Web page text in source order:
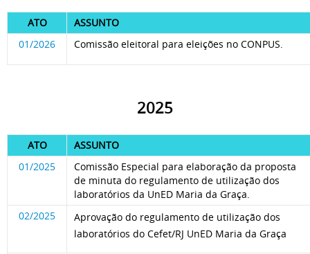
ATO
ASSUNTO
01/2026
Comissão eleitoral para eleições no CONPUS.
2025
ATO
ASSUNTO
01/2025
Comissão Especial para elaboração da proposta
de minuta do regulamento de utilização dos
laboratórios da UnED Maria da Graça.
02/2025
Aprovação do regulamento de utilização dos
laboratórios do Cefet/RJ UnED Maria da Graça